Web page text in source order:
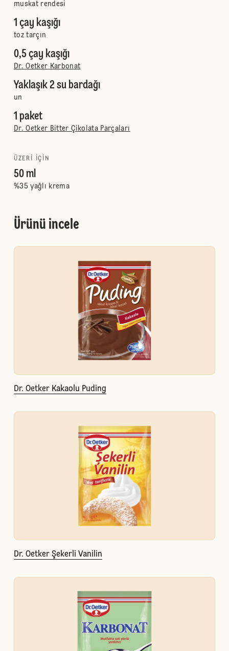
muskat rendesi
1 çay kaşığı
toz tarçın
0,5 çay kaşığı
Dr. Oetker Karbonat
Yaklaşık 2 su bardağı
un
1 paket
Dr. Oetker Bitter Çikolata Parçaları
ÜZERI IÇIN
50 ml
%35 yağlı krema
Ürünü incele
Dr. Oetker Kakaolu Puding
Dr. Oetker Şekerli Vanilin